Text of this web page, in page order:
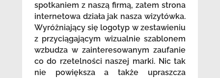
spotkaniem z naszą firmą, zatem strona
internetowa działa jak nasza wizytówka.
Wyróżniający się logotyp w zestawieniu
z przyciągającym wizualnie szablonem
wzbudza w zainteresowanym zaufanie
co do rzetelności naszej marki. Nic tak
nie powiększa a także upraszcza